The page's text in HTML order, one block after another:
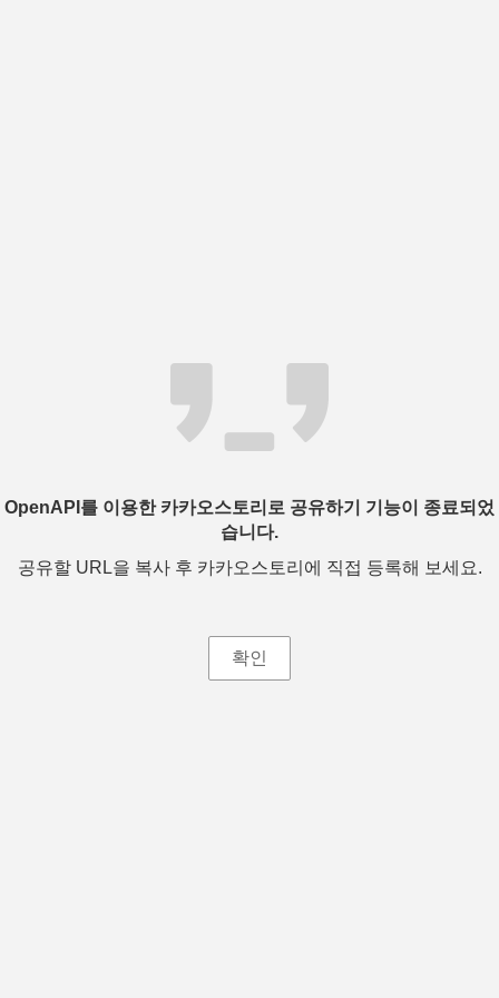
OpenAPI를 이용한 카카오스토리로 공유하기 기능이 종료되었
습니다.
공유할 URL을 복사 후 카카오스토리에 직접 등록해 보세요.
확인